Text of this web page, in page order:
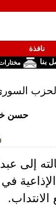
نافذة
بنا
القومي
حسن
إلى
الانتداب.